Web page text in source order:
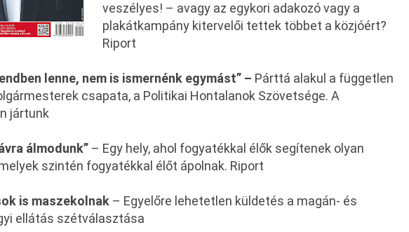
veszélyes! – avagy az egykori adakozó vagy a
plakátkampány kitervelői tettek többet a közjóért?
Riport
lenne, nem is ismernénk egymást” – Párttá alakul a független
csapata, a Politikai Hontalanok Szövetsége. A
jártunk
álmodunk” – Egy hely, ahol fogyatékkal élők segítenek olyan
szintén fogyatékkal élőt ápolnak. Riport
is maszekolnak – Egyelőre lehetetlen küldetés a magán- és
ellátás szétválasztása